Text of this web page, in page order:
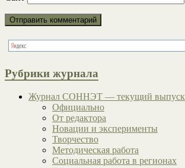
Рубрики журнала
Журнал СОННЭТ — текущий выпуск
Официально
От редактора
Новации и эксперименты
Творчество
Методическая работа
Социальная работа в регионах